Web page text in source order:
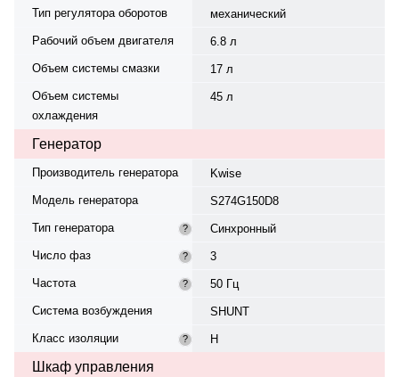
Тип регулятора оборотов
механический
Рабочий объем двигателя
6.8 л
Объем системы смазки
17 л
Объем системы
охлаждения
45 л
Генератор
Производитель генератора
Kwise
Модель генератора
S274G150D8
Тип генератора
?
Синхронный
Число фаз
?
3
Частота
?
50 Гц
Система возбуждения
SHUNT
Класс изоляции
? H
Шкаф управления